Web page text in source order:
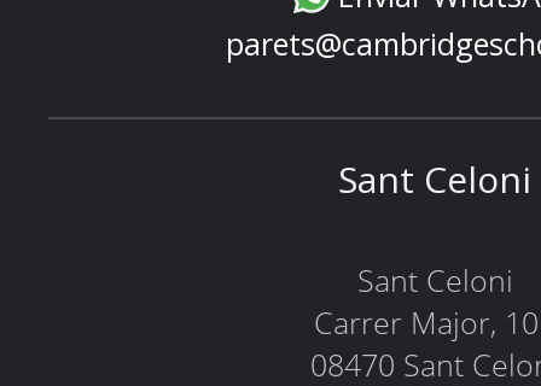
Sant Celoni
Sant Celoni
Carrer Major,
08470 Sant